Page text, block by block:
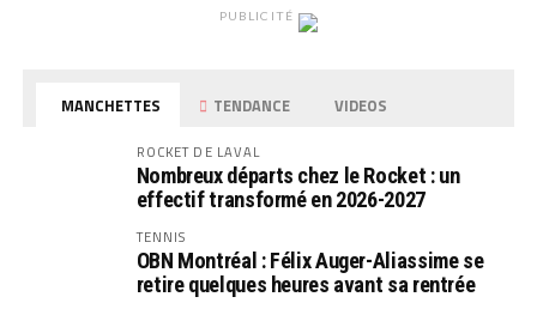
PUBLICITÉ
MANCHETTES TENDANCE VIDEOS
ROCKET DE LAVAL
Nombreux départs chez le Rocket : un
effectif transformé en 2026-2027
TENNIS
OBN Montréal : Félix Auger-Aliassime se
retire quelques heures avant sa rentrée